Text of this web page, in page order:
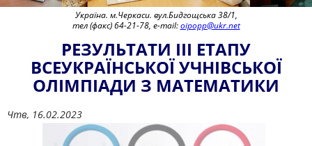
Україна. м.Черкаси. вул.Бидгощська 38/1,
тел (факс) 64-21-78, e-mail:oipopp@ukr.net
РЕЗУЛЬТАТИ III ЕТАПУ
ВСЕУКРАЇНСЬКОЇ УЧНІВСЬКОЇ
ОЛІМПІАДИ З МАТЕМАТИКИ
Чтв, 16.02.2023